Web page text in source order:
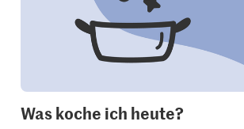
Was koche ich heute?